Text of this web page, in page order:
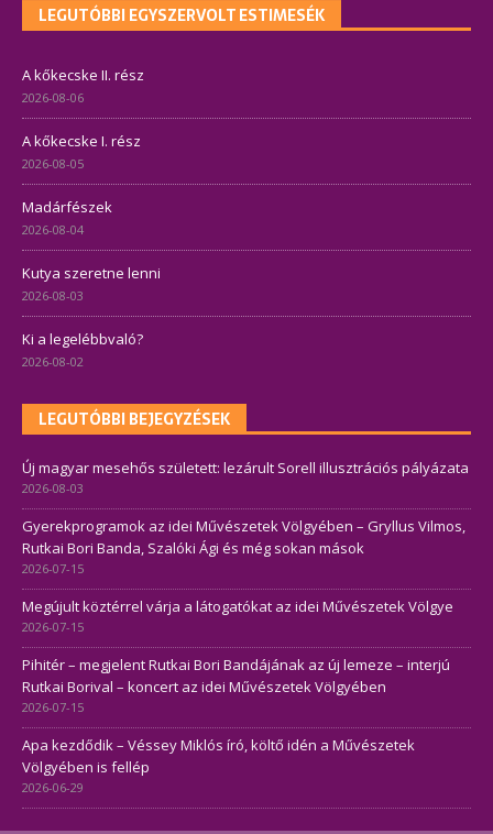
LEGUTÓBBI EGYSZERVOLT ESTIMESÉK
A kőkecske II. rész
2026-08-06
A kőkecske I. rész
2026-08-05
Madárfészek
2026-08-04
Kutya szeretne lenni
2026-08-03
Ki a legelébbvaló?
2026-08-02
LEGUTÓBBI BEJEGYZÉSEK
Új magyar mesehős született: lezárult Sorell illusztrációs pályázata
2026-08-03
Gyerekprogramok az idei Művészetek Völgyében – Gryllus Vilmos,
Rutkai Bori Banda, Szalóki Ági és még sokan mások
2026-07-15
Megújult köztérrel várja a látogatókat az idei Művészetek Völgye
2026-07-15
Pihitér – megjelent Rutkai Bori Bandájának az új lemeze – interjú
Rutkai Borival – koncert az idei Művészetek Völgyében
2026-07-15
Apa kezdődik – Véssey Miklós író, költő idén a Művészetek
Völgyében is fellép
2026-06-29